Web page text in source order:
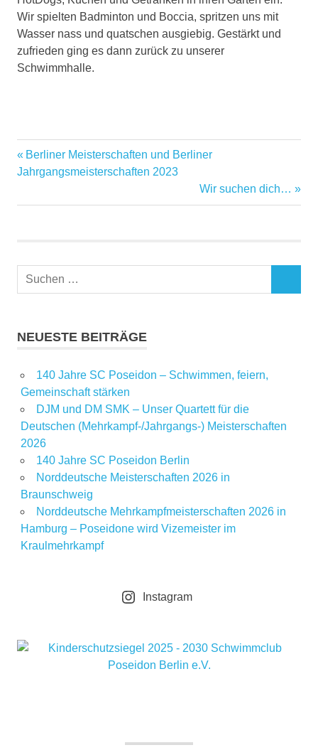
Wir spielten Badminton und Boccia, spritzen uns mit
Wasser nass und quatschen ausgiebig. Gestärkt und
zufrieden ging es dann zurück zu unserer
Schwimmhalle.
Schwimmen
Schwimmverein
Berliner Meisterschaften und Berliner
Jahrgangsmeisterschaften 2023
Wir suchen dich…
NEUESTE BEITRÄGE
140 Jahre SC Poseidon – Schwimmen, feiern,
Gemeinschaft stärken
DJM und DM SMK – Unser Quartett für die
Deutschen (Mehrkampf-/Jahrgangs-) Meisterschaften
2026
140 Jahre SC Poseidon Berlin
Norddeutsche Meisterschaften 2026 in
Braunschweig
Norddeutsche Mehrkampfmeisterschaften 2026 in
Hamburg – Poseidone wird Vizemeister im
Kraulmehrkampf
Instagram